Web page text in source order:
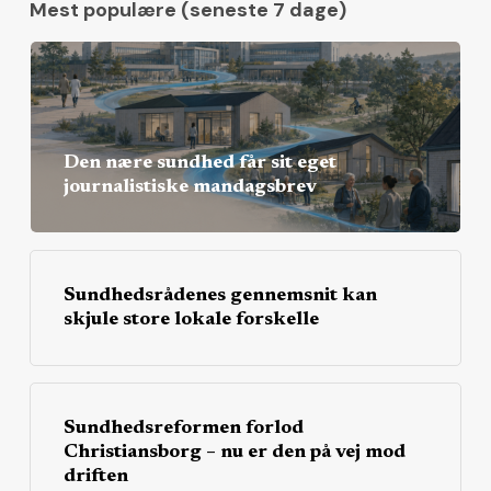
Mest populære (seneste 7 dage)
Den nære sundhed får sit eget
journalistiske mandagsbrev
Sundhedsrådenes gennemsnit kan
skjule store lokale forskelle
Sundhedsreformen forlod
Christiansborg – nu er den på vej mod
driften